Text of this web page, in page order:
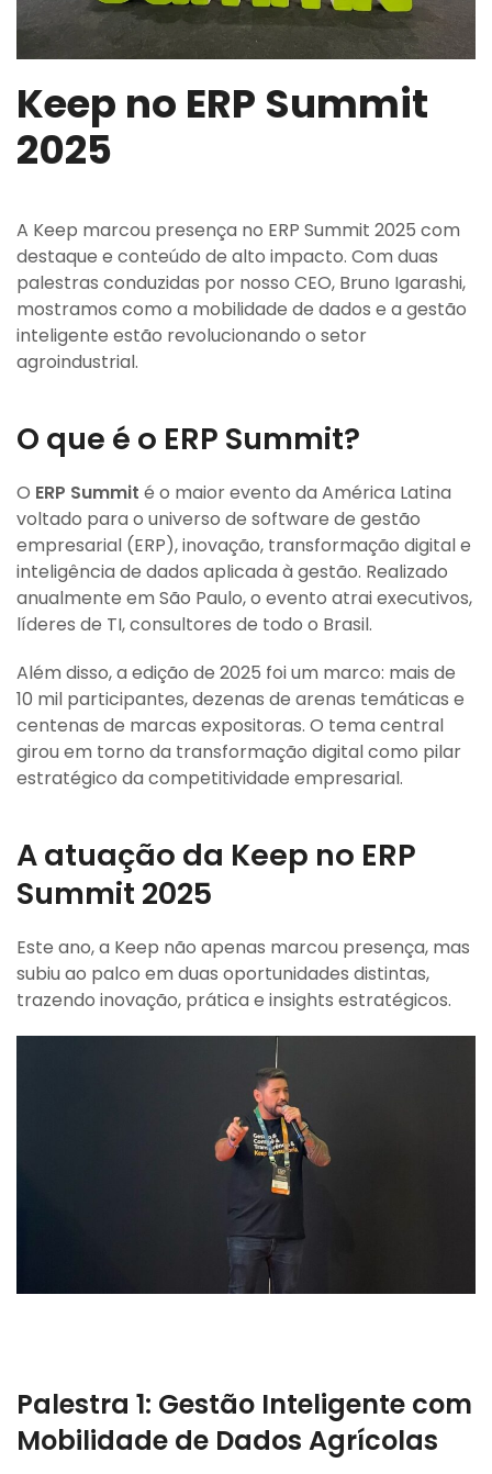
Keep no ERP Summit
2025
A Keep marcou presença no ERP Summit 2025 com
destaque e conteúdo de alto impacto. Com duas
palestras conduzidas por nosso CEO, Bruno Igarashi,
mostramos como a mobilidade de dados e a gestão
inteligente estão revolucionando o setor
agroindustrial.
O que é o ERP Summit?
O ERP Summit é o maior evento da América Latina
voltado para o universo de software de gestão
empresarial (ERP), inovação, transformação digital e
inteligência de dados aplicada à gestão. Realizado
anualmente em São Paulo, o evento atrai executivos,
líderes de TI, consultores de todo o Brasil.
Além disso, a edição de 2025 foi um marco: mais de
10 mil participantes, dezenas de arenas temáticas e
centenas de marcas expositoras. O tema central
girou em torno da transformação digital como pilar
estratégico da competitividade empresarial.
A atuação da Keep no ERP
Summit 2025
Este ano, a Keep não apenas marcou presença, mas
subiu ao palco em duas oportunidades distintas,
trazendo inovação, prática e insights estratégicos.
Palestra 1: Gestão Inteligente com
Mobilidade de Dados Agrícolas